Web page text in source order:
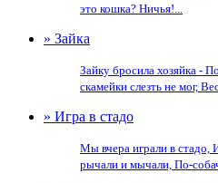
это кошка? Ничья!...
» Зайка
Зайку бросила хозяйка -
скамейки слезть не мог,
» Игра в стадо
Мы вчера играли в
рычали и мычали, По-